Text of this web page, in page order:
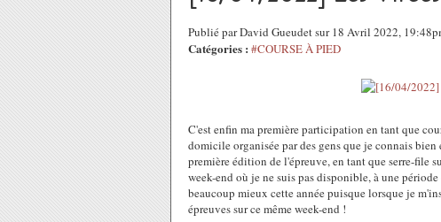
Publié par David Gueudet sur 18 Avril 2022,
Catégories : #COURSE À PIED
C'est enfin ma première participation en tant que
domicile organisée par des gens que je connais
première édition de l'épreuve, en tant que serre-file
week-end où je ne suis pas disponible, à une
beaucoup mieux cette année puisque lorsque je
épreuves sur ce même week-end !